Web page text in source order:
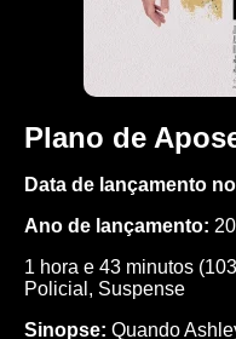
Plano de
Data de lançamento
Ano de lançamento:
1 hora e 43 minutos
Policial , Suspense
Sinopse: Quando